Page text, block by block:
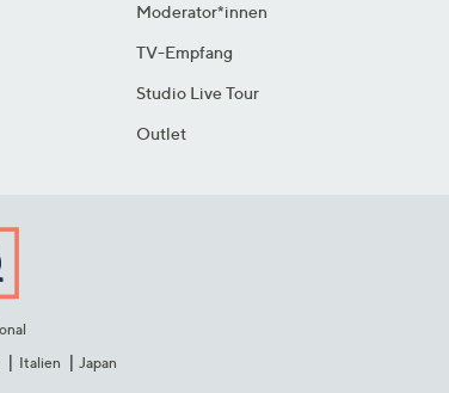
Moderator*innen
TV-Empfang
Studio Live Tour
Outlet
Italien Japan